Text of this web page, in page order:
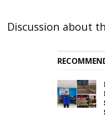
Discussion about